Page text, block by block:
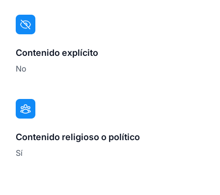
Contenido explícito
No
Contenido religioso o político
Sí